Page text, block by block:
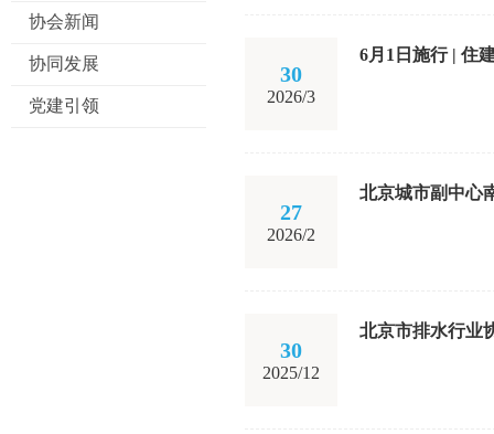
协会新闻
协同发展
党建引领
30
2026/3
6月1日施行 | 住
27
2026/2
北京城市副中心
30
2025/12
北京市排水行业